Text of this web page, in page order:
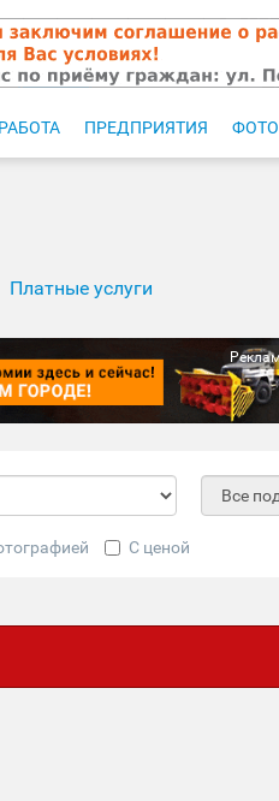
РАБОТА ПРЕДПРИЯТИЯ
Платные услуги
С ценой